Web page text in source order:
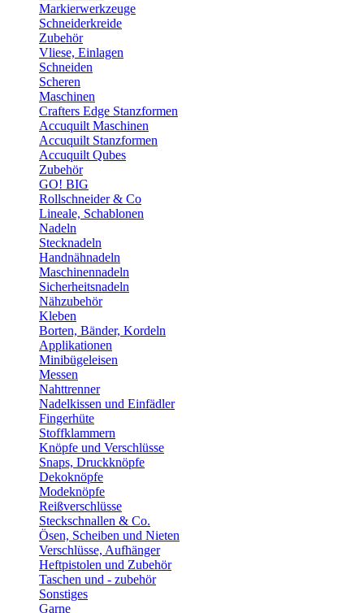
Markierwerkzeuge
Schneiderkreide
Zubehör
Vliese, Einlagen
Schneiden
Scheren
Maschinen
Crafters Edge Stanzformen
Accuquilt Maschinen
Accuquilt Stanzformen
Accuquilt Qubes
Zubehör
GO! BIG
Rollschneider & Co
Lineale, Schablonen
Nadeln
Stecknadeln
Handnähnadeln
Maschinennadeln
Sicherheitsnadeln
Nähzubehör
Kleben
Borten, Bänder, Kordeln
Applikationen
Minibügeleisen
Messen
Nahttrenner
Nadelkissen und Einfädler
Fingerhüte
Stoffklammern
Knöpfe und Verschlüsse
Snaps, Druckknöpfe
Dekoknöpfe
Modeknöpfe
Reißverschlüsse
Steckschnallen & Co.
Ösen, Scheiben und Nieten
Verschlüsse, Aufhänger
Heftpistolen und Zubehör
Taschen und - zubehör
Sonstiges
Garne